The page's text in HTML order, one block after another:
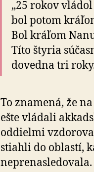
„25 rokov
bol potom
Bol kráľom
Títo štyria
dovedna tri
To znamená, že
ešte vládali
oddielmi
stiahli do oblastí,
neprenasledovala.